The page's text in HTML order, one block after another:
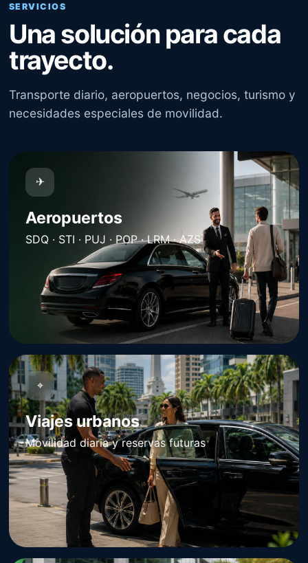
SERVICIOS
Una solución para cada
trayecto.
Transporte diario, aeropuertos, negocios, turismo y
necesidades especiales de movilidad.
✈
Aeropuertos
SDQ · STI · PUJ · POP · LRM · AZS
⌖
Viajes urbanos
Movilidad diaria y reservas futuras